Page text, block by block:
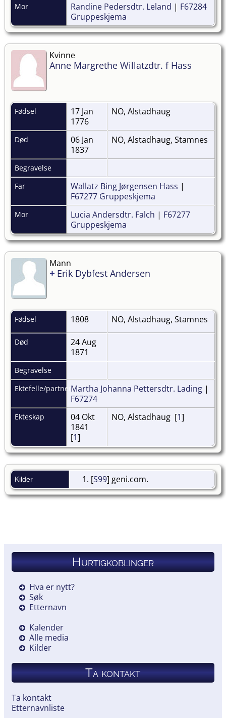
Mor Randine Pedersdtr. Leland | F67284
Gruppeskjema
Kvinne
Anne Margrethe Willatzdtr. f Hass
Fødsel
17 Jan
1776
NO, Alstadhaug
Død
06 Jan
1837
NO, Alstadhaug, Stamnes
Begravelse
Far
Wallatz Bing Jørgensen Hass |
F67277 Gruppeskjema
Mor Lucia Andersdtr. Falch | F67277
Gruppeskjema
Mann
+ Erik Dybfest Andersen
Fødsel 1808 NO, Alstadhaug, Stamnes
Død
24 Aug
1871
Begravelse
Ektefelle/partnerMartha Johanna Pettersdtr. Lading |
F67274
Ekteskap
04 Okt
1841
[1]
NO, Alstadhaug [1]
Kilder [S99] geni.com.
Hurtigkoblinger
Hva er nytt?
Søk
Etternavn
Kalender
Alle media
Kilder
Ta kontakt
Ta kontakt
Etternavnliste